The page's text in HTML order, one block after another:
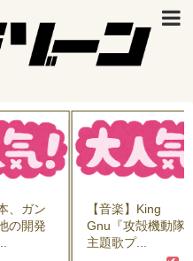
【音楽】King
Gnu『攻殻機動隊』
主題歌プ...